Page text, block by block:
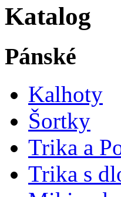
Katalog
Pánské
Kalhoty
Šortky
Trika a
Trika s